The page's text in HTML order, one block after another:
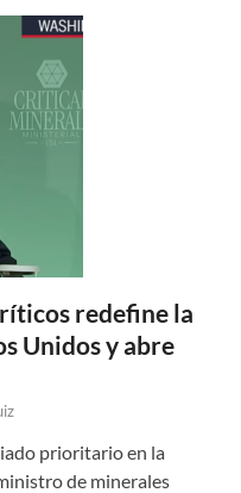
redefine la
Unidos y abre
prioritario en la
de minerales